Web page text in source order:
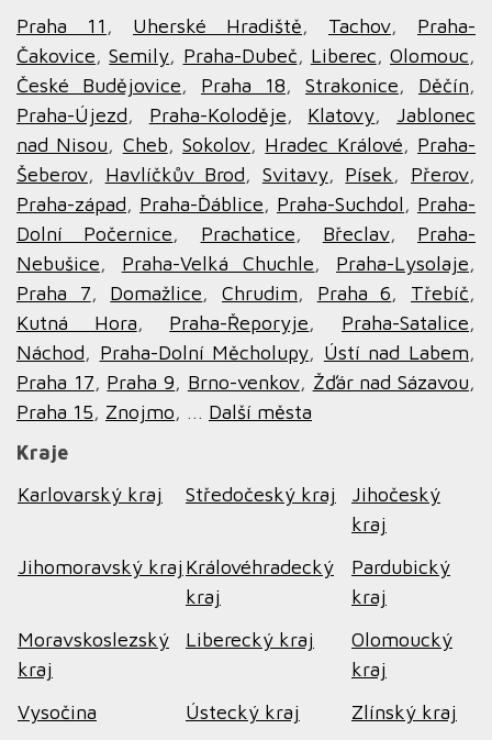
Praha 11 , Uherské Hradiště, Tachov, Praha-
Čakovice,Semily, Praha-Dubeč, Liberec, Olomouc,
České Budějovice, Praha 18, Strakonice, Děčín,
Praha-Újezd, Praha-Koloděje, Klatovy, Jablonec
nad Nisou, Cheb,Sokolov, Hradec Králové, Praha-
Šeberov, Havlíčkův Brod, Svitavy, Písek, Přerov,
Praha-západ, Praha-Ďáblice, Praha-Suchdol, Praha-
Dolní Počernice, Prachatice, Břeclav, Praha-
Nebušice, Praha-Velká Chuchle, Praha-Lysolaje,
Praha 7, Domažlice,Chrudim, Praha 6, Třebíč,
Kutná Hora, Praha-Řeporyje, Praha-Satalice,
Náchod, Praha-Dolní Měcholupy, Ústí nad Labem,
Praha 17, Praha 9, Brno-venkov, Žďár nad Sázavou,
Praha 15, Znojmo, ... Další města
Kraje
Karlovarský kraj
Středočeský kraj
Jihočeský
kraj
Jihomoravský kraj Královéhradecký
kraj
Pardubický
kraj
Moravskoslezský
kraj
Liberecký kraj
Olomoucký
kraj
Vysočina
Ústecký kraj
Zlínský kraj